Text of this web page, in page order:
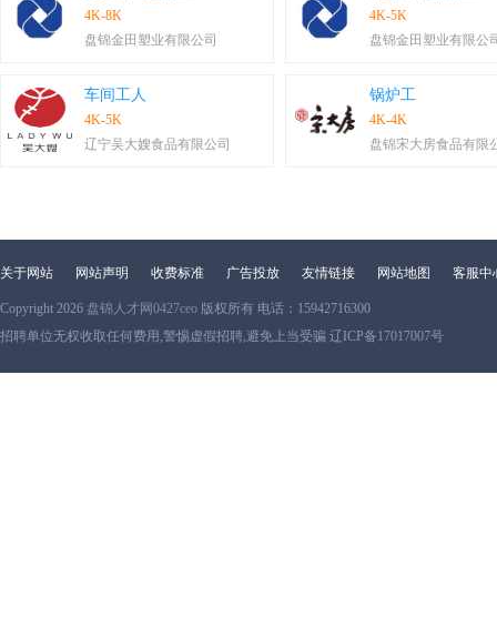
4K-8K
盘锦金田塑业有限公司
4K-5K
盘锦金田塑业有限公
车间工人
4K-5K
辽宁吴大嫂食品有限公司
锅炉工
4K-4K
盘锦宋大房食品有限
关于网站 网站声明 收费标准 广告投放 友情链接 网站地图 客服中
Copyright 2026 盘锦人才网0427ceo 版权所有 电话：15942716300
招聘单位无权收取任何费用,警惕虚假招聘,避免上当受骗 辽ICP备17017007号